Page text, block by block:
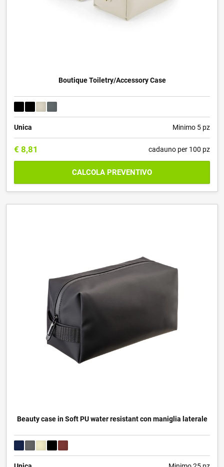
Boutique Toiletry/Accessory Case
Unica Minimo 5 pz
€ 8,81 cadauno per 100 pz
CALCOLA PREVENTIVO
Beauty case in Soft PU water resistant con maniglia laterale